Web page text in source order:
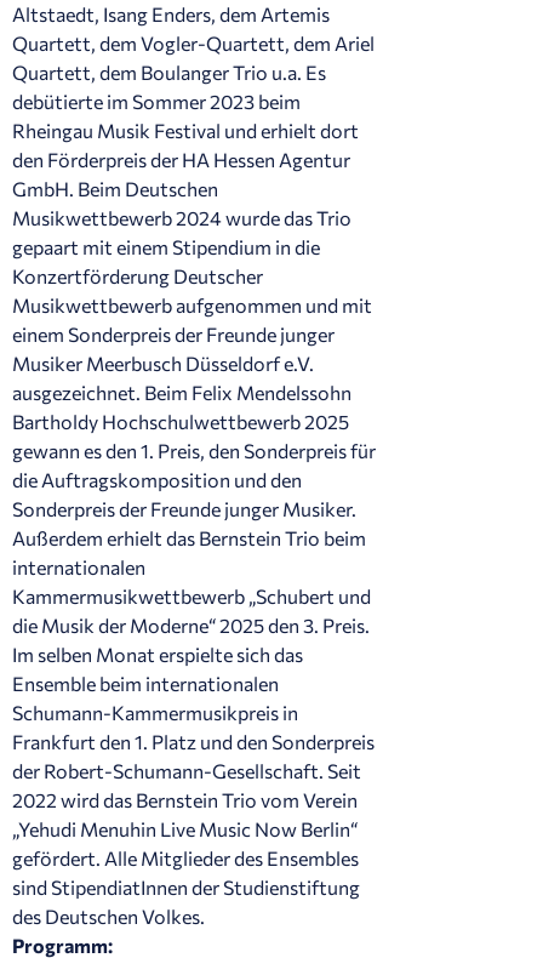
Altstaedt, Isang Enders, dem Artemis
Quartett, dem Vogler-Quartett, dem Ariel
Quartett, dem Boulanger Trio u.a. Es
debütierte im Sommer 2023 beim
Rheingau Musik Festival und erhielt dort
den Förderpreis der HA Hessen Agentur
GmbH. Beim Deutschen
Musikwettbewerb 2024 wurde das Trio
gepaart mit einem Stipendium in die
Konzertförderung Deutscher
Musikwettbewerb aufgenommen und mit
einem Sonderpreis der Freunde junger
Musiker Meerbusch Düsseldorf e.V.
ausgezeichnet. Beim Felix Mendelssohn
Bartholdy Hochschulwettbewerb 2025
gewann es den 1. Preis, den Sonderpreis für
die Auftragskomposition und den
Sonderpreis der Freunde junger Musiker.
Außerdem erhielt das Bernstein Trio beim
internationalen
Kammermusikwettbewerb „Schubert und
die Musik der Moderne“ 2025 den 3. Preis.
Im selben Monat erspielte sich das
Ensemble beim internationalen
Schumann-Kammermusikpreis in
Frankfurt den 1. Platz und den Sonderpreis
der Robert-Schumann-Gesellschaft. Seit
2022 wird das Bernstein Trio vom Verein
„Yehudi Menuhin Live Music Now Berlin“
gefördert. Alle Mitglieder des Ensembles
sind StipendiatInnen der Studienstiftung
des Deutschen Volkes.
Programm: